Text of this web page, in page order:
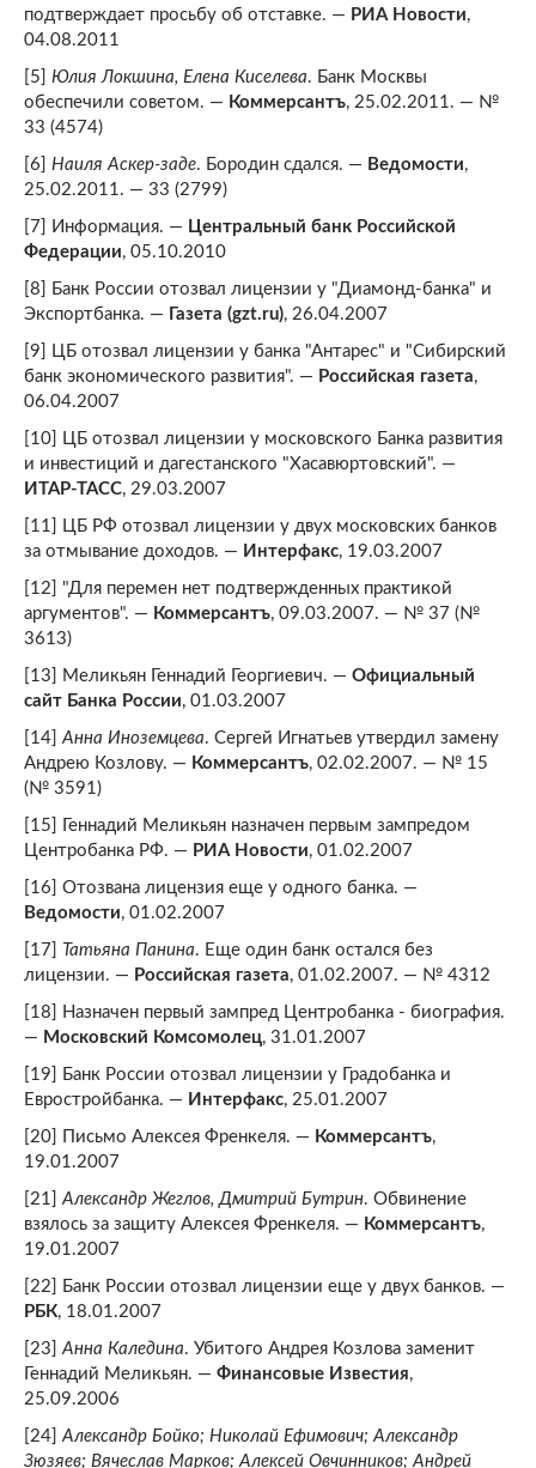
подтверждает просьбу об отставке. — РИА Новости,
04.08.2011
[5] Юлия Локшина, Елена Киселева. Банк Москвы
обеспечили советом. — Коммерсантъ, 25.02.2011. — №
33 (4574)
[6] Наиля Аскер-заде. Бородин сдался. — Ведомости,
25.02.2011. — 33 (2799)
[7] Информация. — Центральный банк Российской
Федерации, 05.10.2010
[8] Банк России отозвал лицензии у "Диамонд-банка" и
Экспортбанка. — Газета (gzt.ru), 26.04.2007
[9] ЦБ отозвал лицензии у банка "Антарес" и "Сибирский
банк экономического развития". — Российская газета,
06.04.2007
[10] ЦБ отозвал лицензии у московского Банка развития
и инвестиций и дагестанского "Хасавюртовский". —
ИТАР-ТАСС, 29.03.2007
[11] ЦБ РФ отозвал лицензии у двух московских банков
за отмывание доходов. — Интерфакс, 19.03.2007
[12] "Для перемен нет подтвержденных практикой
аргументов". — Коммерсантъ, 09.03.2007. — № 37 (№
3613)
[13] Меликьян Геннадий Георгиевич. — Официальный
сайт Банка России, 01.03.2007
[14]Анна Иноземцева. Сергей Игнатьев утвердил замену
Андрею Козлову. — Коммерсантъ, 02.02.2007. — № 15
(№ 3591)
[15] Геннадий Меликьян назначен первым зампредом
Центробанка РФ. — РИА Новости, 01.02.2007
[16] Отозвана лицензия еще у одного банка. —
Ведомости, 01.02.2007
[17] Татьяна Панина. Еще один банк остался без
лицензии. — Российская газета, 01.02.2007. — № 4312
[18] Назначен первый зампред Центробанка - биография.
— Московский Комсомолец, 31.01.2007
[19] Банк России отозвал лицензии у Градобанка и
Евростройбанка. — Интерфакс, 25.01.2007
[20] Письмо Алексея Френкеля. — Коммерсантъ,
19.01.2007
[21]Александр Жеглов, Дмитрий Бутрин. Обвинение
взялось за защиту Алексея Френкеля. — Коммерсантъ,
19.01.2007
[22] Банк России отозвал лицензии еще у двух банков. —
РБК, 18.01.2007
[23]Анна Каледина. Убитого Андрея Козлова заменит
Геннадий Меликьян. — Финансовые Известия,
25.09.2006
[24]Александр Бойко; Николай Ефимович; Александр
Зюзяев; Вячеслав Марков; Алексей Овчинников; Андрей